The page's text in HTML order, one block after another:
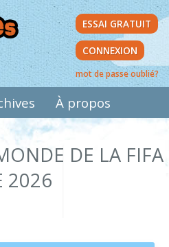
ESSAI GRATUIT
CONNEXION
mot de passe oublié?
À propos
DE LA FIFA
2026